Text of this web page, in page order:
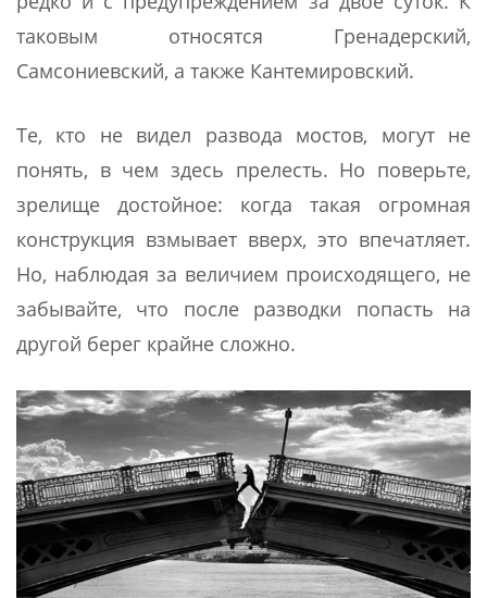
таковым относятся Гренадерский,
Самсониевский, а также Кантемировский.
Те, кто не видел развода мостов, могут не
понять, в чем здесь прелесть. Но поверьте,
зрелище достойное: когда такая огромная
конструкция взмывает вверх, это впечатляет.
Но, наблюдая за величием происходящего, не
забывайте, что после разводки попасть на
другой берег крайне сложно.